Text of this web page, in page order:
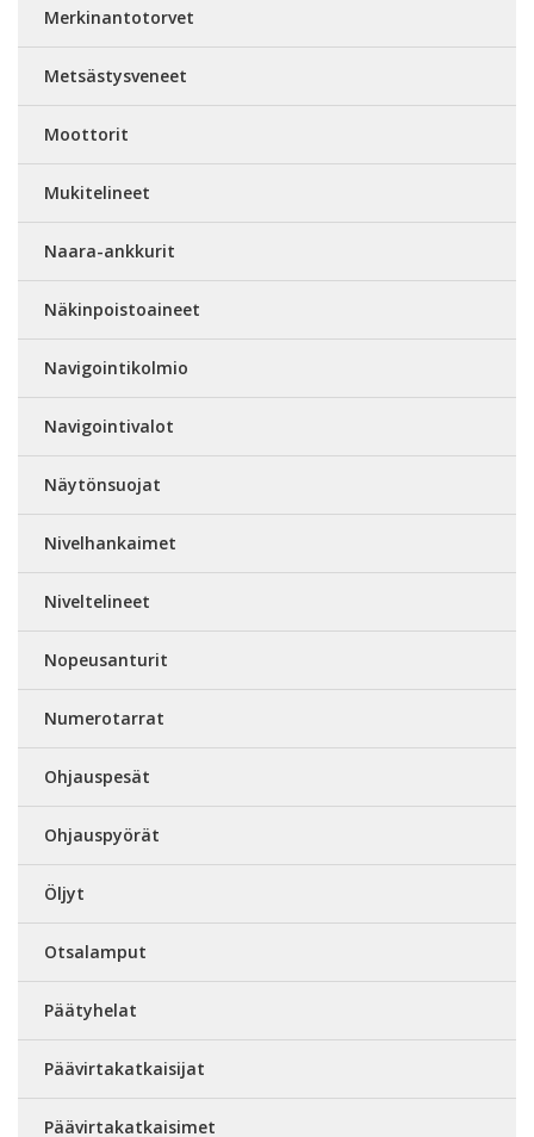
Merkinantotorvet
Metsästysveneet
Moottorit
Mukitelineet
Naara-ankkurit
Näkinpoistoaineet
Navigointikolmio
Navigointivalot
Näytönsuojat
Nivelhankaimet
Niveltelineet
Nopeusanturit
Numerotarrat
Ohjauspesät
Ohjauspyörät
Öljyt
Otsalamput
Päätyhelat
Päävirtakatkaisijat
Päävirtakatkaisimet